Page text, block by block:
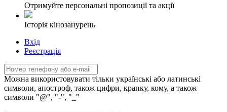
Отримуйте персональні пропозиції та акції
Історія кінозанурень
Вхід
Реєстрація
Можна використовувати тільки українські або латинські
символи, апостроф, також цифри, крапку, кому, а також
символи "@", "-", "_"